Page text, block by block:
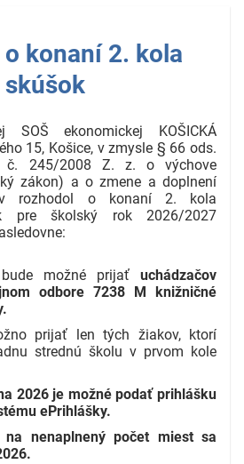
o konaní 2. kola
SOŠ ekonomickej KOŠICKÁ
15, Košice, v zmysle § 66 ods.
č. 245/2008 Z. z. o výchove
zákon) a o zmene a doplnení
rozhodol o konaní 2. kola
pre školský rok 2026/2027
možné prijať uchádzačov
odbore 7238 M knižničné
prijať len tých žiakov, ktorí
strednú školu v prvom kole
2026 je možné podať prihlášku
ePrihlášky.
na nenaplnený počet miest sa